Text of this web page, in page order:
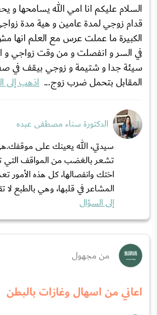
السلام عليكم انا امي الله يسامحها و
قدام زوجي لمدة عامين و هية مدة
الكبيرة ما عملت عرس مع العلم
في السر و انفصلت و من وقت زواجي و
سيئة جدا و شتيمة و زوجي بيقف في
المقابل بتحمل ضرب زوج... اذهب إلى
الدكتورة سناء مصطفى عبده
سيدتي، الله يعينك على
تشعر بالغضب من المواقف التي
اختك وانفصالها، كل هذه الأمور
المشاعر في قلبها، وهي بالطبع لا
إلى السؤال
من مجهول
اعاني من اسهال وغازات بالبطن